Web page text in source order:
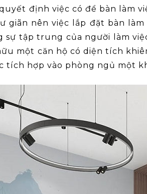
định việc có để bàn làm
giãn nên việc lắp đặt bàn
sự tập trung của người làm
một căn hộ có diện tích
tích hợp vào phòng ngủ một